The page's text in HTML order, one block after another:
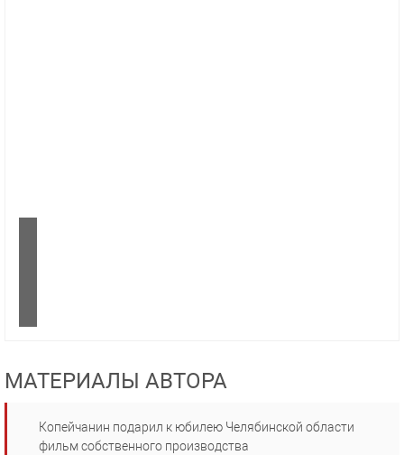
МАТЕРИАЛЫ АВТОРА
Копейчанин подарил к юбилею Челябинской области
фильм собственного производства